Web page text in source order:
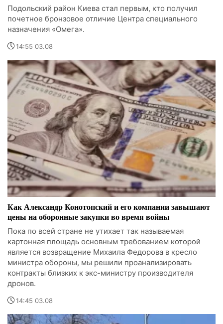
Подольский район Киева стал первым, кто получил
почетное бронзовое отличие Центра специального
назначения «Омега».
14:55 03.08
Как Александр Конотопский и его компании завышают
цены на оборонные закупки во время войны
Пока по всей стране не утихает так называемая
картонная площадь основным требованием которой
является возвращение Михаила Федорова в кресло
министра обороны, мы решили проанализировать
контракты близких к экс-министру производителя
дронов.
14:45 03.08